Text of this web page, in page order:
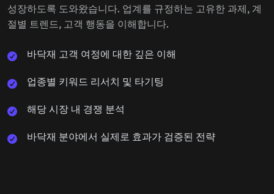
성장하도록 도와왔습니다. 업계를 규정하는 고유한 과제, 계
절별 트렌드, 고객 행동을 이해합니다.
바닥재 고객 여정에 대한 깊은 이해
업종별 키워드 리서치 및 타기팅
해당 시장 내 경쟁 분석
바닥재 분야에서 실제로 효과가 검증된 전략